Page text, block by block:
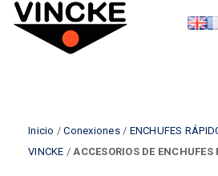
Inicio /Conexiones/ ENCHUFES
VINCKE /ACCESORIOS DE